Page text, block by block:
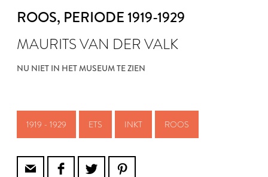
ROOS, PERIODE 1919-1929
MAURITS VAN DER VALK
NU NIET IN HET MUSEUM TE ZIEN
1919 - 1929 ETS INKT ROOS